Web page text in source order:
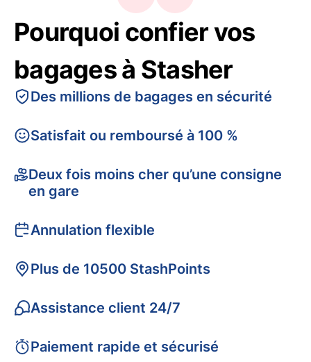
Pourquoi confier vos
bagages à Stasher
Des millions de bagages en sécurité
Satisfait ou remboursé à 100 %
Deux fois moins cher qu’une consigne
en gare
Annulation flexible
Plus de 10500 StashPoints
Assistance client 24/7
Paiement rapide et sécurisé